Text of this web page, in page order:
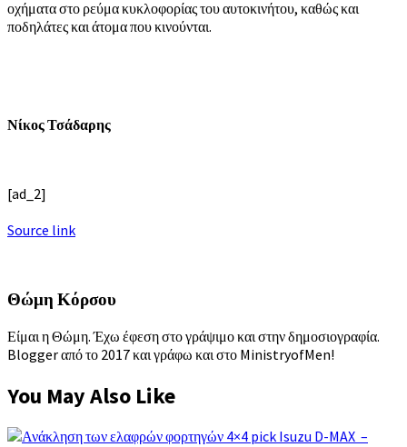
οχήματα στο ρεύμα κυκλοφορίας του αυτοκινήτου, καθώς και
ποδηλάτες και άτομα που κινούνται.
Νίκος Τσάδαρης
[ad_2]
Source link
Θώμη Κόρσου
Είμαι η Θώμη. Έχω έφεση στο γράψιμο και στην δημοσιογραφία.
Blogger από το 2017 και γράφω και στο MinistryofMen!
You May Also Like